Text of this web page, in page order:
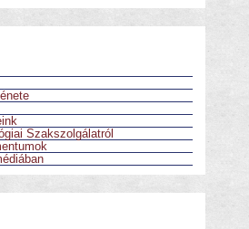
Szakszolgálatról